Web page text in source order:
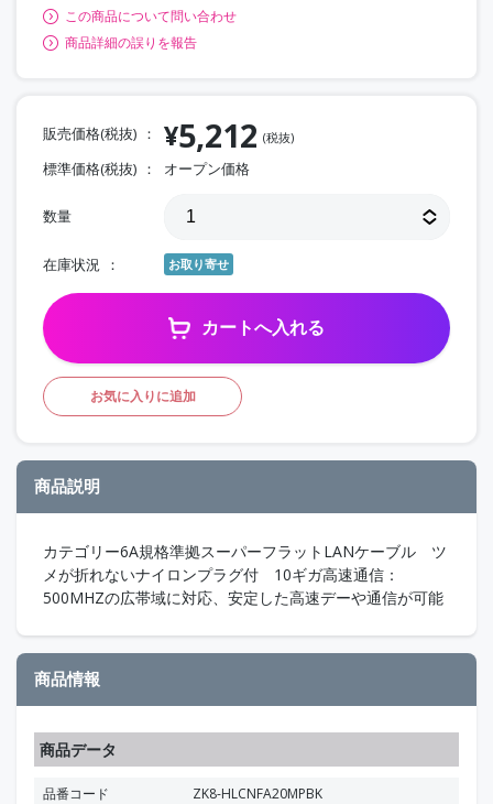
この商品について問い合わせ
商品詳細の誤りを報告
販売価格(税抜) ¥5,212 (税抜)
標準価格(税抜) オープン価格
数量
在庫状況 お取り寄せ
カートへ入れる
お気に入りに追加
商品説明
カテゴリー6A規格準拠スーパーフラットLANケーブル ツ
メが折れないナイロンプラグ付 10ギガ高速通信：
500MHZの広帯域に対応、安定した高速デーや通信が可能
商品情報
商品データ
品番コード
ZK8-HLCNFA20MPBK